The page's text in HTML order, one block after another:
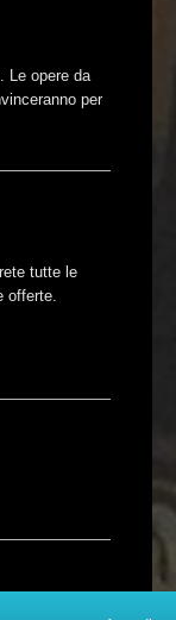
Le opere da
per
tutte le
offerte.